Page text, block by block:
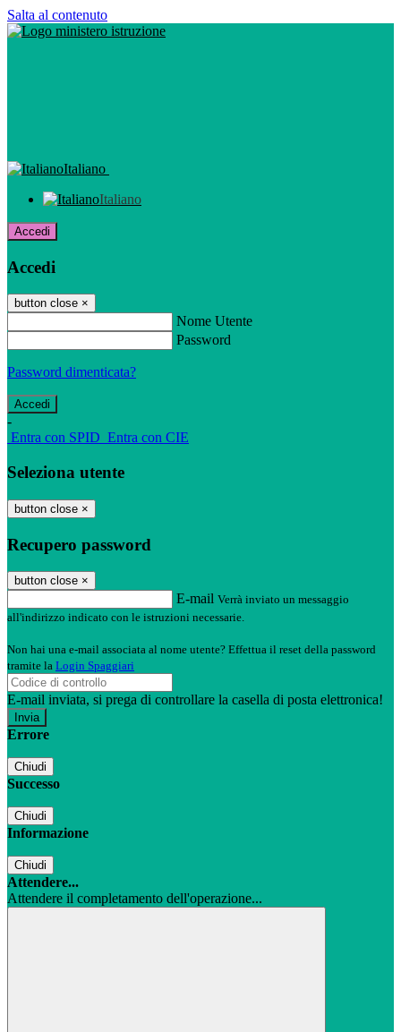
Salta al contenuto
Italiano
Italiano
Accedi
Accedi
button close ×
Nome Utente
Password
Password dimenticata?
-
Entra con SPID Entra con CIE
Seleziona utente
button close ×
Recupero password
button close ×
E-mail Verrà inviato un messaggio
all'indirizzo indicato con le istruzioni necessarie.
Non hai una e-mail associata al nome utente? Effettua il reset della password
tramite la Login Spaggiari
E-mail inviata, si prega di controllare la casella di posta elettronica!
Errore
Chiudi
Successo
Chiudi
Informazione
Chiudi
Attendere...
Attendere il completamento dell'operazione...